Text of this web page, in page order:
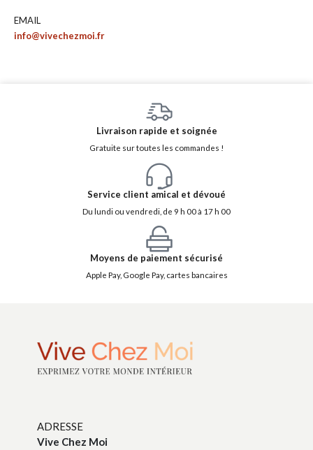
EMAIL
info@vivechezmoi.fr
Livraison rapide et soignée
Gratuite sur toutes les commandes !
Service client amical et dévoué
Du lundi ou vendredi, de 9 h 00 à 17 h 00
Moyens de paiement sécurisé
Apple Pay, Google Pay, cartes bancaires
ADRESSE
Vive Chez Moi